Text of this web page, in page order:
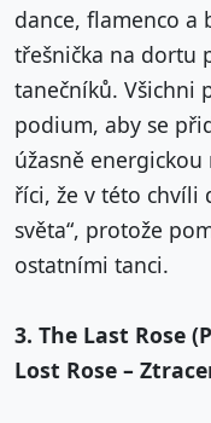
dance, flamenco a
třešnička na dortu
tanečníků. Všichni
podium, aby se
úžasně
říci, že v této chvíli
světa“, protože
ostatními tanci.
3. The Last Rose
Lost Rose –